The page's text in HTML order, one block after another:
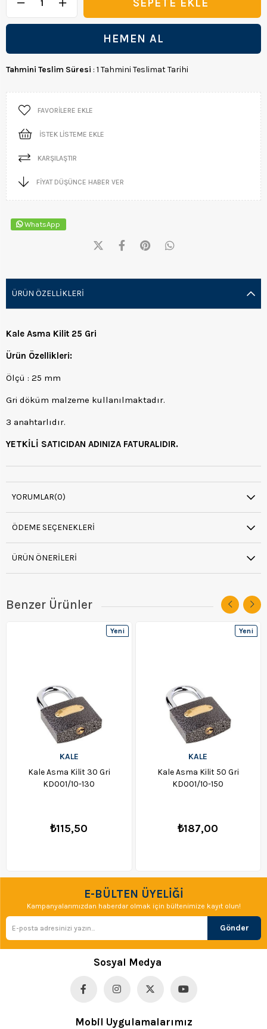
Tahmini Teslim Süresi : 1 Tahmini Teslimat Tarihi
FAVORILERE EKLE
İSTEK LISTEME EKLE
KARŞILAŞTIR
FIYAT DÜŞÜNCE HABER VER
WhatsApp
ÜRÜN ÖZELLIKLERI
Kale Asma Kilit 25 Gri
Ürün Özellikleri:
Ölçü : 25 mm
Gri döküm malzeme kullanılmaktadır.
3 anahtarlıdır.
YETKİLİ SATICIDAN ADINIZA FATURALIDIR.
YORUMLAR(0)
ÖDEME SEÇENEKLERI
ÜRÜN ÖNERILERI
Benzer Ürünler
KALE
Kale Asma Kilit 30 Gri
KD001/10-130
₺115,50
Yeni
KALE
Kale Asma Kilit 50 Gri
KD001/10-150
₺187,00
Yeni
E-BÜLTEN ÜYELİĞİ
Kampanyalarımızdan haberdar olmak için bültenimize kayıt olun!
Gönder
Sosyal Medya
Mobil Uygulamalarımız